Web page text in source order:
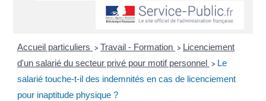
Accueil particuliers > Travail - Formation > Licenciement
d'un salarié du secteur privé pour motif personnel > Le
salarié touche-t-il des indemnités en cas de licenciement
pour inaptitude physique ?